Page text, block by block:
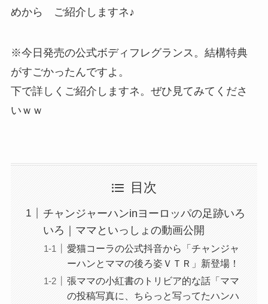
めから ご紹介しますネ♪
※今日発売の公式ボディフレグランス。結構特典
がすごかったんですよ。
下で詳しくご紹介しますネ。ぜひ見てみてくださ
いｗｗ
目次
チャンジャーハンinヨーロッパの足跡いろ
いろ｜ママといっしょの動画公開
愛猫コーラの公式抖音から「チャンジャ
ーハンとママの後ろ姿ＶＴＲ」新登場！
張ママの小紅書のトリビア的な話「ママ
の投稿写真に、ちらっと写ってたハンハ